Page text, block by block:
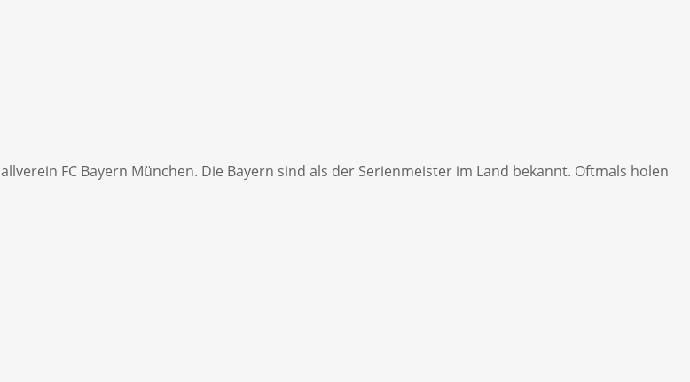
FC Bayern München. Die Bayern sind als der Serienmeister im Land bekannt. Oftmals holen